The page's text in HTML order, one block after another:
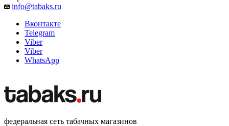
info@tabaks.ru
Вконтакте
Telegram
Viber
Viber
WhatsApp
федеральная сеть табачных магазинов